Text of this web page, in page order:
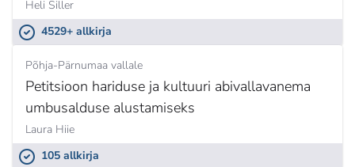
Heli Siller
4529+ allkirja
Põhja-Pärnumaa vallale
Petitsioon hariduse ja kultuuri abivallavanema
umbusalduse alustamiseks
Laura Hiie
105 allkirja